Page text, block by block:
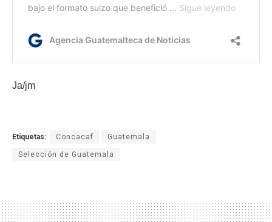
Ja/jm
Etiquetas: Concacaf Guatemala
Selección de Guatemala